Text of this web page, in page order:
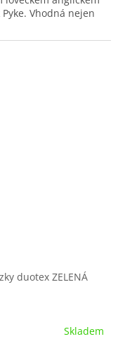
Vhodná nejen
duotex ZELENÁ
Skladem